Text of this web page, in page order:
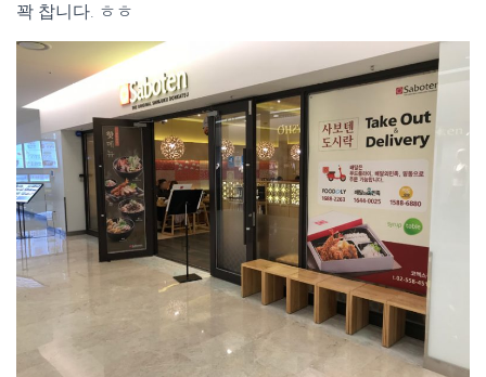
꽉 찹니다. ㅎㅎ